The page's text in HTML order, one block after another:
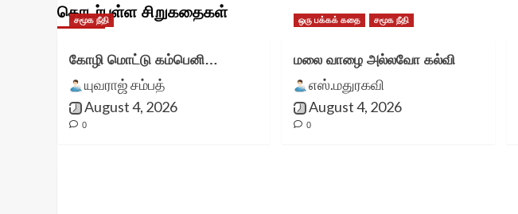
தொடர்புள்ள சிறுகதைகள்
சமூக நீதி
கோழி மொட்டு கம்பெனி…
யுவராஜ் சம்பத்
August 4, 2026
0
ஒரு பக்கக் கதை சமூக நீதி
மலை வாழை அல்லவோ கல்வி
எஸ்.மதுரகவி
August 4, 2026
0